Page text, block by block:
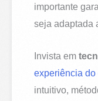
importante
seja adaptada
Invista em
experiência do
intuitivo,